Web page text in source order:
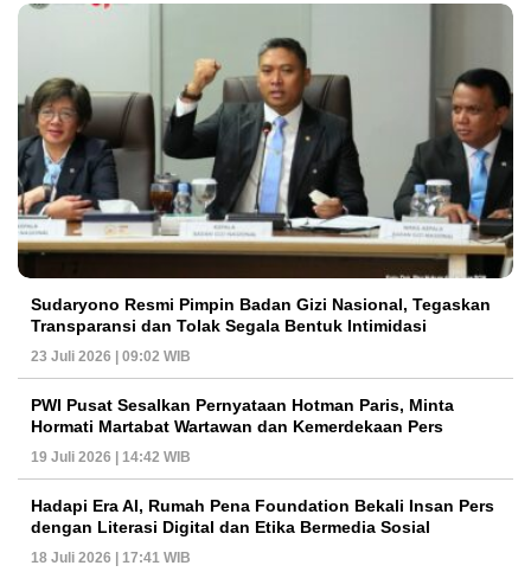
Sudaryono Resmi Pimpin Badan Gizi Nasional, Tegaskan
Transparansi dan Tolak Segala Bentuk Intimidasi
23 Juli 2026 | 09:02 WIB
PWI Pusat Sesalkan Pernyataan Hotman Paris, Minta
Hormati Martabat Wartawan dan Kemerdekaan Pers
19 Juli 2026 | 14:42 WIB
Hadapi Era AI, Rumah Pena Foundation Bekali Insan Pers
dengan Literasi Digital dan Etika Bermedia Sosial
18 Juli 2026 | 17:41 WIB